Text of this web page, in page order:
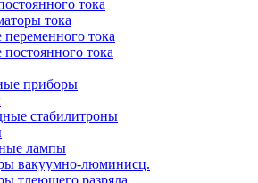
тока
тока
тока
тока
приборы
стабилитроны
лампы
вакуумно-люминисц.
тлеющего разряда